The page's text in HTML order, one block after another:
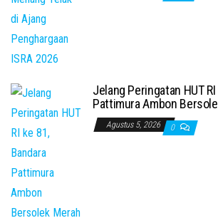
Jelang Peringatan HUT
Pattimura Ambon
Agustus 5, 2026 0